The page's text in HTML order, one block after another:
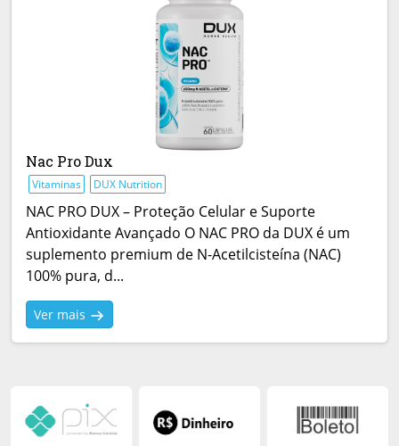
Nac Pro Dux
Vitaminas DUX Nutrition
NAC PRO DUX – Proteção Celular e Suporte
Antioxidante Avançado O NAC PRO da DUX é um
suplemento premium de N-Acetilcisteína (NAC)
100% pura, d...
Ver mais